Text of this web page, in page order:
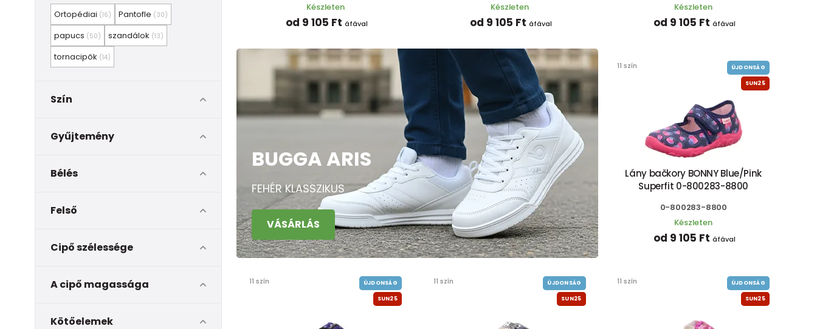
Ortopédiai (16) Pantofle (30)
papucs (50) szandálok (13)
tornacipők (14)
Szín
Gyűjtemény
Bélés
Felső
Cipő szélessége
A cipő magassága
Kötőelemek
Készleten
od 9 105 Ft áfával
Készleten
od 9 105 Ft áfával
Készleten
od 9 105 Ft áfával
BUGGA ARIS
FEHÉR KLASSZIKUS
VÁSÁRLÁS
11 szín ÚJDONSÁG
SUN25
Lány bačkory BONNY Blue/Pink
Superfit 0-800283-8800
0-800283-8800
Készleten
od 9 105 Ft áfával
11 szín ÚJDONSÁG
SUN25
11 szín ÚJDONSÁG
SUN25
11 szín ÚJDONSÁG
SUN25